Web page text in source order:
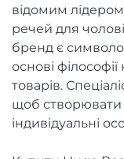
відомим
речей для
бренд є
основі
товарів.
щоб створювати
індивідуальні